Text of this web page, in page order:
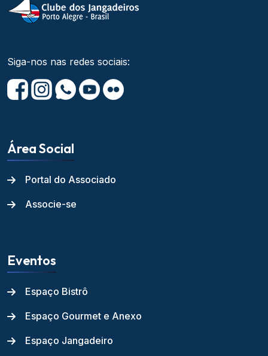
Siga-nos nas redes sociais:
Área Social
Portal do Associado
Associe-se
Eventos
Espaço Bistrô
Espaço Gourmet e Anexo
Espaço Jangadeiro